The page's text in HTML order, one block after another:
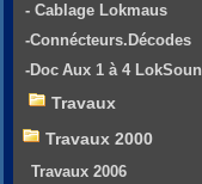
- Cablage Lokmaus
-Connécteurs.Décodes
-Doc Aux 1 à 4
Travaux
Travaux 2000
Travaux 2006